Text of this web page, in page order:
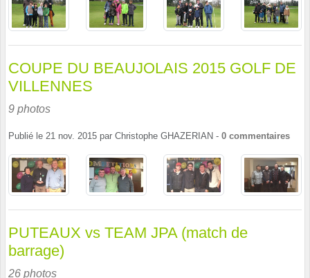
COUPE DU BEAUJOLAIS 2015 GOLF DE
VILLENNES
9 photos
Publié le 21 nov. 2015 par Christophe GHAZERIAN - 0 commentaires
PUTEAUX vs TEAM JPA (match de
barrage)
26 photos